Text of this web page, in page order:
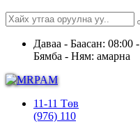
Даваа - Баасан: 08:00
Бямба - Ням: амарна
11-11 Төв
(976) 110